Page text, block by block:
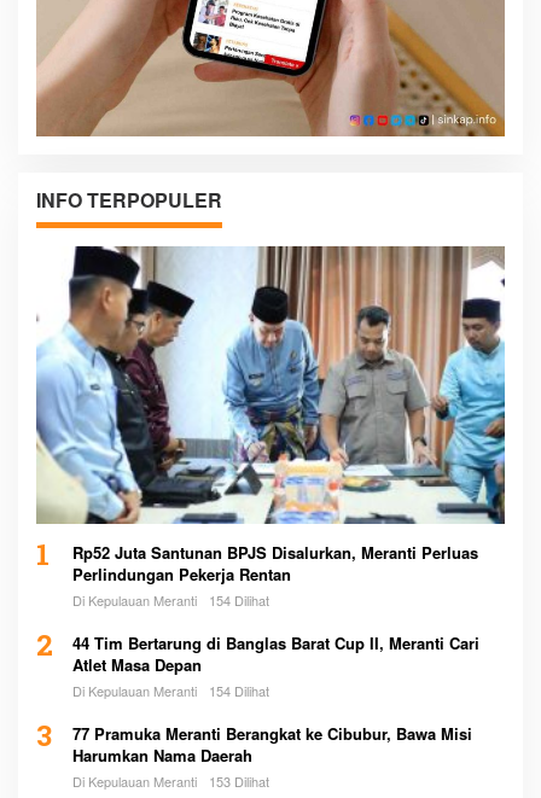
INFO TERPOPULER
1
Rp52 Juta Santunan BPJS Disalurkan, Meranti Perluas
Perlindungan Pekerja Rentan
Di Kepulauan Meranti 154 Dilihat
2
44 Tim Bertarung di Banglas Barat Cup II, Meranti Cari
Atlet Masa Depan
Di Kepulauan Meranti 154 Dilihat
3
77 Pramuka Meranti Berangkat ke Cibubur, Bawa Misi
Harumkan Nama Daerah
Di Kepulauan Meranti 153 Dilihat